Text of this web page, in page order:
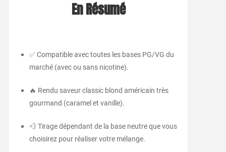
En Résumé
✅ Compatible avec toutes les bases PG/VG du
marché (avec ou sans nicotine).
🔥 Rendu saveur classic blond américain très
gourmand (caramel et vanille).
💨 Tirage dépendant de la base neutre que vous
choisirez pour réaliser votre mélange.